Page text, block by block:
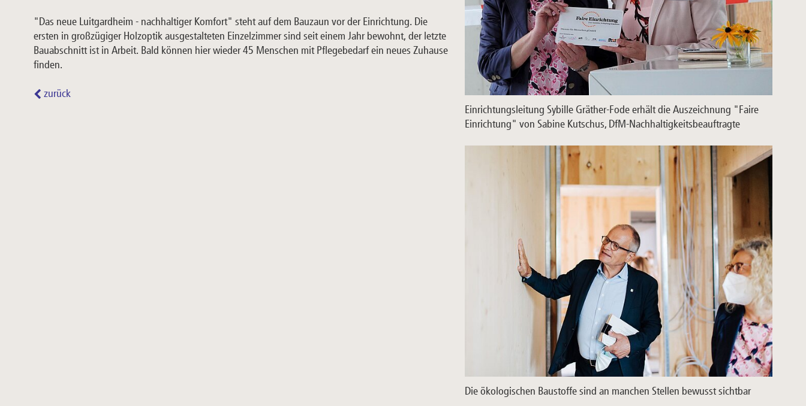
Einrichtungsleitung Sybille Gräther-Fode erhält die Auszeichnung "Faire
Einrichtung" von Sabine Kutschus, DfM-Nachhaltigkeitsbeauftragte
Die ökologischen Baustoffe sind an manchen Stellen bewusst sichtbar
"Das neue Luitgardheim - nachhaltiger Komfort" steht auf dem Bauzaun vor der Einrichtung. Die
ersten in großzügiger Holzoptik ausgestalteten Einzelzimmer sind seit einem Jahr bewohnt, der letzte
Bauabschnitt ist in Arbeit. Bald können hier wieder 45 Menschen mit Pflegebedarf ein neues Zuhause
finden.
zurück